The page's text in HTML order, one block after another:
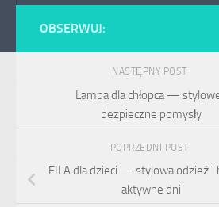
OBSERWUJ:
NASTĘPNY POST
Lampa dla chłopca —
bezpieczne pomysły
POPRZEDNI POST
FILA dla dzieci — stylowa odzież i
aktywne dni